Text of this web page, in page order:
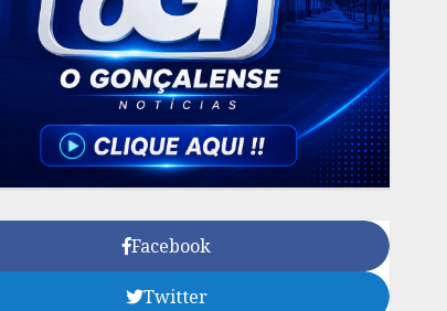
Facebook
Twitter